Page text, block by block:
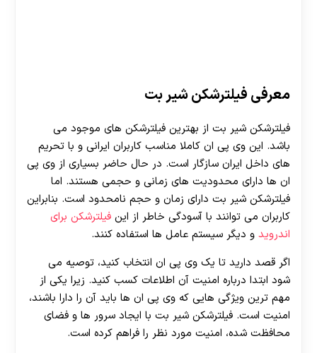
معرفی فیلترشکن شیر بت
فیلترشکن شیر بت از بهترین فیلترشکن های موجود می
باشد. این وی پی ان کاملا مناسب کاربران ایرانی و با تحریم
های داخل ایران سازگار است. در حال حاضر بسیاری از وی پی
ان ها دارای محدودیت های زمانی و حجمی هستند. اما
فیلترشکن شیر بت دارای زمان و حجم نامحدود است. بنابراین
کاربران می توانند با آسودگی خاطر از این فیلترشکن برای
اندروید و دیگر سیستم عامل ها استفاده کنند.
اگر قصد دارید تا یک وی پی ان انتخاب کنید، توصیه می
شود ابتدا درباره امنیت آن اطلاعات کسب کنید. زیرا یکی از
مهم ترین ویژگی هایی که وی پی ان ها باید آن را دارا باشند،
امنیت است. فیلترشکن شیر بت با ایجاد سرور ها و فضای
محافظت شده، امنیت مورد نظر را فراهم کرده است.